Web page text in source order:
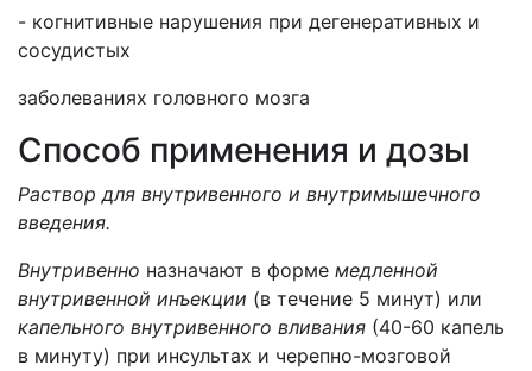
- когнитивные нарушения при дегенеративных и
сосудистых
заболеваниях головного мозга
Способ применения и дозы
Раствор для внутривенного и внутримышечного
введения.
Внутривенно назначают в форме медленной
внутривенной инъекции (в течение 5 минут) или
капельного внутривенного вливания (40-60 капель
в минуту) при инсультах и черепно-мозговой